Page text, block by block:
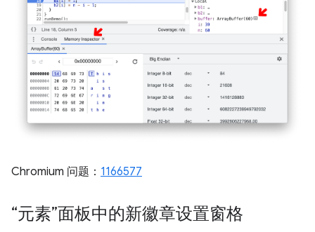
Chromium 问题： 1166577
“元素”面板中的新徽章设置窗格